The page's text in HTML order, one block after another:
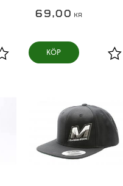
Lägg till i favoriter
69,00 KR
KÖP